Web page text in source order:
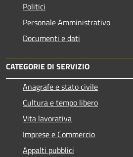
Politici
Personale Amministrativo
Documenti e dati
CATEGORIE DI SERVIZIO
Anagrafe e stato civile
Cultura e tempo libero
Vita lavorativa
Imprese e Commercio
Appalti pubblici